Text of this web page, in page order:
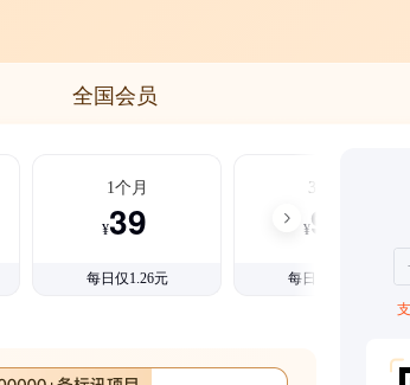
全国会员
1个月
¥39
每日仅1.26元
3个月
¥99
每日仅1.08元